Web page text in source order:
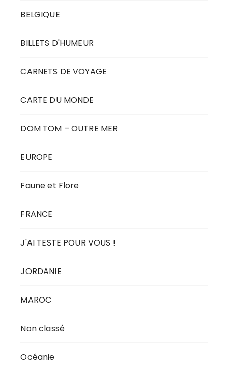
BELGIQUE
BILLETS D'HUMEUR
CARNETS DE VOYAGE
CARTE DU MONDE
DOM TOM – OUTRE MER
EUROPE
Faune et Flore
FRANCE
J'AI TESTE POUR VOUS !
JORDANIE
MAROC
Non classé
Océanie